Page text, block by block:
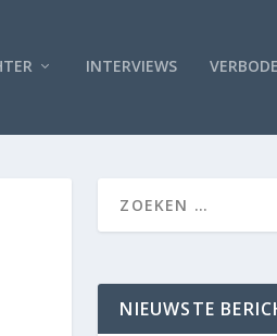
INTERVIEWS
NIEUWSTE